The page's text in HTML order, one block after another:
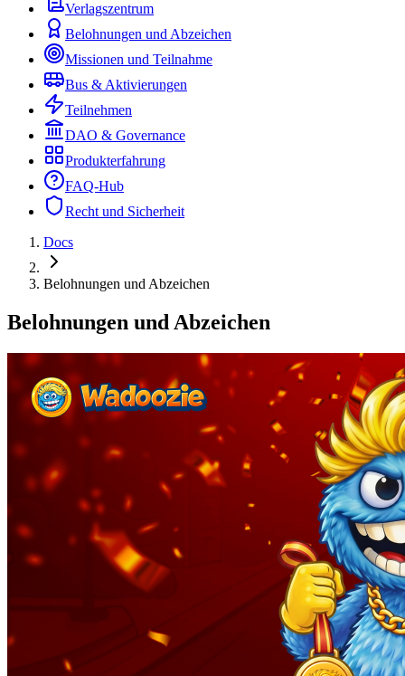
Verlagszentrum
Belohnungen und Abzeichen
Missionen und Teilnahme
Bus & Aktivierungen
Teilnehmen
DAO & Governance
Produkterfahrung
FAQ-Hub
Recht und Sicherheit
Docs
Belohnungen und Abzeichen
Belohnungen und Abzeichen